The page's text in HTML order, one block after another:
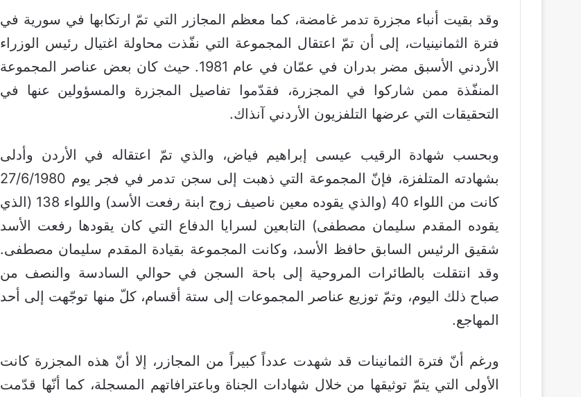
وقد بقيت أنباء مجزرة تدمر غامضة، كما معظم المجازر التي تمّ ارتكابها في سورية في
فترة الثمانينيات، إلى أن تمّ اعتقال المجموعة التي نفّذت محاولة اغتيال رئيس الوزراء
الأردني الأسبق مضر بدران في عمّان في عام 1981. حيث كان بعض عناصر المجموعة
المنفّذة ممن شاركوا في المجزرة، فقدّموا تفاصيل المجزرة والمسؤولين عنها في
التحقيقات التي عرضها التلفزيون الأردني آنذاك.
وبحسب شهادة الرقيب عيسى إبراهيم فياض، والذي تمّ اعتقاله في الأردن وأدلى
بشهادته المتلفزة، فإنّ المجموعة التي ذهبت إلى سجن تدمر في فجر يوم 27/6/1980
كانت من اللواء 40 (والذي يقوده معين ناصيف زوج ابنة رفعت الأسد) واللواء 138 (الذي
يقوده المقدم سليمان مصطفى) التابعين لسرايا الدفاع التي كان يقودها رفعت الأسد
شقيق الرئيس السابق حافظ الأسد، وكانت المجموعة بقيادة المقدم سليمان مصطفى.
وقد انتقلت بالطائرات المروحية إلى باحة السجن في حوالي السادسة والنصف من
صباح ذلك اليوم، وتمّ توزيع عناصر المجموعات إلى ستة أقسام، كلّ منها توجّهت إلى أحد
المهاجع.
ورغم أنّ فترة الثمانينات قد شهدت عدداً كبيراً من المجازر، إلا أنّ هذه المجزرة كانت
الأولى التي يتمّ توثيقها من خلال شهادات الجناة وباعترافاتهم المسجلة، كما أنّها قدّمت